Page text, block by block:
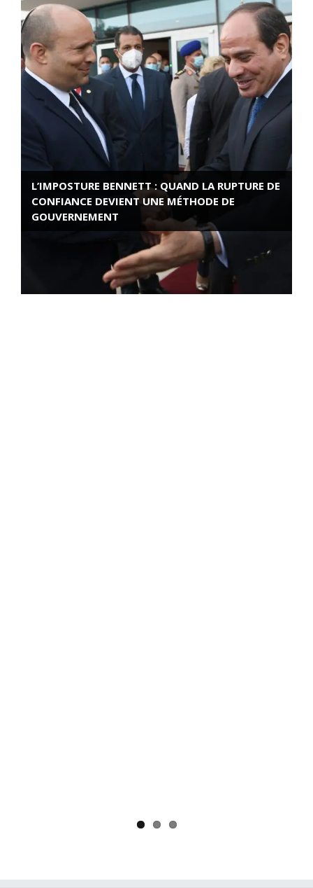
L’IMPOSTURE BENNETT : QUAND LA RUPTURE DE
CONFIANCE DEVIENT UNE MÉTHODE DE
GOUVERNEMENT
ROSE VALLAND, HEROÏNE DE LA RESISTANCE